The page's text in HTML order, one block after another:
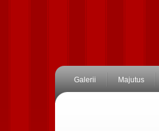
Galerii Majutus